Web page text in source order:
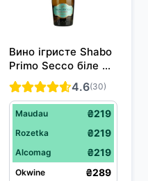
Вино ігристе Shabo
Primo Secco біле
брют 0.75 л 11.8%
4.6(30)
Maudau ₴219
Rozetka ₴219
Alcomag ₴219
Okwine ₴289